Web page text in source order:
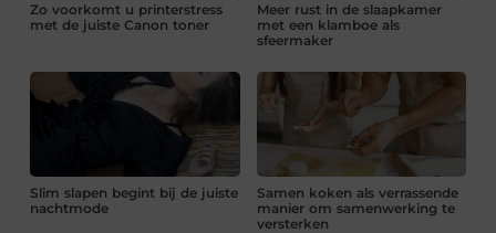
Zo voorkomt u printerstress
met de juiste Canon toner
Meer rust in de slaapkamer
met een klamboe als
sfeermaker
Slim slapen begint bij de juiste
nachtmode
Samen koken als verrassende
manier om samenwerking te
versterken